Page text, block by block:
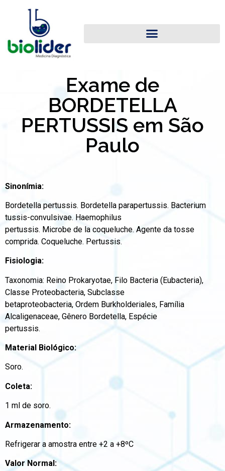
Exame de
BORDETELLA
PERTUSSIS em São
Paulo
Sinonímia:
Bordetella pertussis. Bordetella parapertussis. Bacterium
tussis-convulsivae. Haemophilus
pertussis. Microbe de la coqueluche. Agente da tosse
comprida. Coqueluche. Pertussis.
Fisiologia:
Taxonomia: Reino Prokaryotae, Filo Bacteria (Eubacteria),
Classe Proteobacteria, Subclasse
betaproteobacteria, Ordem Burkholderiales, Família
Alcaligenaceae, Gênero Bordetella, Espécie
pertussis.
Material Biológico:
Soro.
Coleta:
1 ml de soro.
Armazenamento:
Refrigerar a amostra entre +2 a +8ºC
Valor Normal: